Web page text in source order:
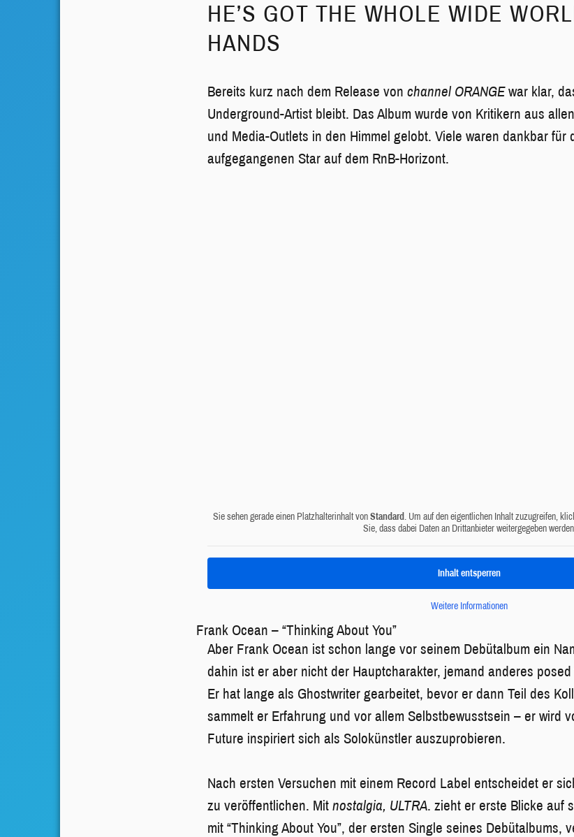
HE’S GOT THE WHOLE WIDE
HANDS
Bereits kurz nach dem Release vonchannel ORANGEwar klar,
Underground-Artist bleibt. Das Album wurde von Kritikern aus
und Media-Outlets in den Himmel gelobt. Viele waren dankbar für
aufgegangenen Star auf dem RnB-Horizont.
Sie sehen gerade einen Platzhalterinhalt von Standard . Um auf den eigentlichen Inhalt zuzugreifen,
Sie, dass dabei Daten an Drittanbieter weitergegeben werden.
Inhalt entsperren
Weitere Informationen
Frank Ocean – “Thinking About You”
Aber Frank Ocean ist schon lange vor seinem Debütalbum ein
dahin ist er aber nicht der Hauptcharakter, jemand anderes
Er hat lange als Ghostwriter gearbeitet, bevor er dann Teil des
sammelt er Erfahrung und vor allem Selbstbewusstsein – er wird
Future inspiriert sich als Solokünstler auszuprobieren.
Nach ersten Versuchen mit einem Record Label entscheidet er
zu veröffentlichen. Mitnostalgia, ULTRA. zieht er erste Blicke auf
mit “Thinking About You”, der ersten Single seines Debütalbums,